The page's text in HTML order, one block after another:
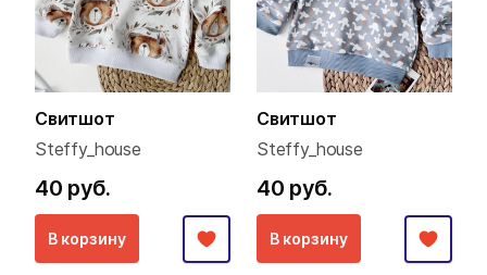
Свитшот
Steffy_house
40 руб.
В корзину
Свитшот
Steffy_house
40 руб.
В корзину